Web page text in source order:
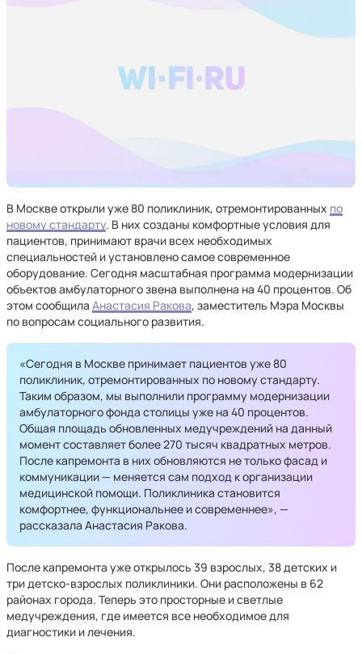
В Москве открыли уже 80 поликлиник, отремонтированных по
новому стандарту. В них созданы комфортные условия для
пациентов, принимают врачи всех необходимых
специальностей и установлено самое современное
оборудование. Сегодня масштабная программа модернизации
объектов амбулаторного звена выполнена на 40 процентов. Об
этом сообщила Анастасия Ракова, заместитель Мэра Москвы
по вопросам социального развития.
«Сегодня в Москве принимает пациентов уже 80
поликлиник, отремонтированных по новому стандарту.
Таким образом, мы выполнили программу модернизации
амбулаторного фонда столицы уже на 40 процентов.
Общая площадь обновленных медучреждений на данный
момент составляет более 270 тысяч квадратных метров.
После капремонта в них обновляются не только фасад и
коммуникации — меняется сам подход к организации
медицинской помощи. Поликлиника становится
комфортнее, функциональнее и современнее», —
рассказала Анастасия Ракова.
После капремонта уже открылось 39 взрослых, 38 детских и
три детско-взрослых поликлиники. Они расположены в 62
районах города. Теперь это просторные и светлые
медучреждения, где имеется все необходимое для
диагностики и лечения.